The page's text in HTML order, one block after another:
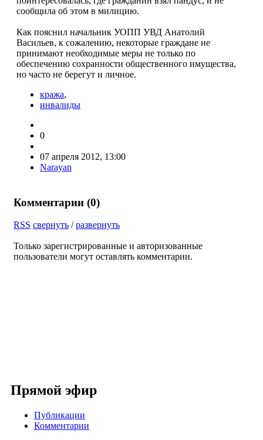
сообщила об этом в милицию.
Как пояснил начальник УОПП УВД Анатолий
Васильев, к сожалению, некоторые граждане не
принимают необходимые меры не только по
обеспечению сохранности общественного имущества,
но часто не берегут и личное.
кража,
инвалиды
0
07 апреля 2012, 13:00
Narayan
Комментарии (0)
RSS свернуть /развернуть
Только зарегистрированные и авторизованные
пользователи могут оставлять комментарии.
Прямой эфир
Публикации
Комментарии